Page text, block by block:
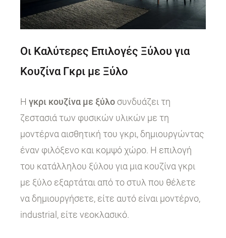
Οι Καλύτερες Επιλογές Ξύλου για
Κουζίνα Γκρι με Ξύλο
Η γκρι κουζίνα με ξύλοσυνδυάζει τη
ζεστασιά των φυσικών υλικών με τη
μοντέρνα αισθητική του γκρι, δημιουργώντας
έναν φιλόξενο και κομψό χώρο. Η επιλογή
του κατάλληλου ξύλου για μια κουζίνα γκρι
με ξύλο εξαρτάται από το στυλ που θέλετε
να δημιουργήσετε, είτε αυτό είναι μοντέρνο,
industrial, είτε νεοκλασικό.